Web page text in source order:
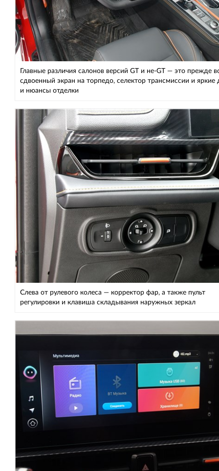
Главные различия салонов версий GT и не-GT — это прежде
сдвоенный экран на торпедо, селектор трансмиссии и яркие
и нюансы отделки
Слева от рулевого колеса — корректор фар, а также пульт
регулировки и клавиша складывания наружных зеркал